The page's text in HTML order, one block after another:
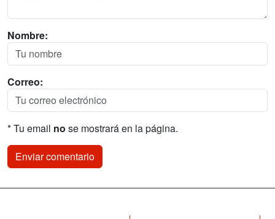
Nombre:
Correo:
* Tu email no se mostrará en la página.